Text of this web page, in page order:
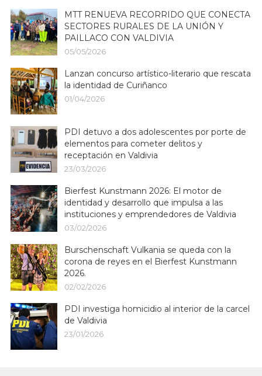
MTT RENUEVA RECORRIDO QUE CONECTA
SECTORES RURALES DE LA UNIÓN Y
PAILLACO CON VALDIVIA
05/05/2026
Lanzan concurso artístico-literario que rescata
la identidad de Curiñanco
01/04/2026
PDI detuvo a dos adolescentes por porte de
elementos para cometer delitos y
receptación en Valdivia
23/03/2026
Bierfest Kunstmann 2026: El motor de
identidad y desarrollo que impulsa a las
instituciones y emprendedores de Valdivia
03/02/2026
Burschenschaft Vulkania se queda con la
corona de reyes en el Bierfest Kunstmann
2026.
02/02/2026
PDI investiga homicidio al interior de la carcel
de Valdivia
23/01/2026